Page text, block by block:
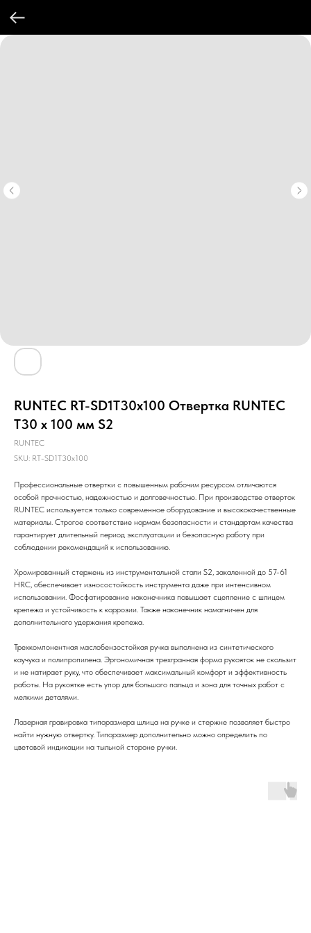
RUNTEC RT-SD1T30x100 Отвертка RUNTEC
T30 x 100 мм S2
RUNTEC
SKU: RT-SD1T30x100
Профессиональные отвертки с повышенным рабочим ресурсом отличаются
особой прочностью, надежностью и долговечностью. При производстве отверток
RUNTEC используется только современное оборудование и высококачественные
материалы. Строгое соответствие нормам безопасности и стандартам качества
гарантирует длительный период эксплуатации и безопасную работу при
соблюдении рекомендаций к использованию.
Хромированный стержень из инструментальной стали S2, закаленной до 57-61
HRC, обеспечивает износостойкость инструмента даже при интенсивном
использовании. Фосфатирование наконечника повышает сцепление с шлицем
крепежа и устойчивость к коррозии. Также наконечник намагничен для
дополнительного удержания крепежа.
Трехкомпонентная маслобензостойкая ручка выполнена из синтетического
каучука и полипропилена. Эргономичная трехгранная форма рукояток не скользит
и не натирает руку, что обеспечивает максимальный комфорт и эффективность
работы. На рукоятке есть упор для большого пальца и зона для точных работ с
мелкими деталями.
Лазерная гравировка типоразмера шлица на ручке и стержне позволяет быстро
найти нужную отвертку. Типоразмер дополнительно можно определить по
цветовой индикации на тыльной стороне ручки.